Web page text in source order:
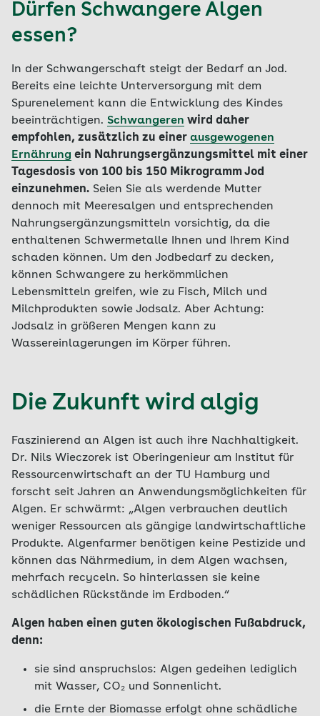
Dürfen Schwangere Algen
essen?
In der Schwangerschaft steigt der Bedarf an Jod.
Bereits eine leichte Unterversorgung mit dem
Spurenelement kann die Entwicklung des Kindes
beeinträchtigen. Schwangeren wird daher
empfohlen, zusätzlich zu einer ausgewogenen
Ernährung ein Nahrungsergänzungsmittel mit einer
Tagesdosis von 100 bis 150 Mikrogramm Jod
einzunehmen. Seien Sie als werdende Mutter
dennoch mit Meeresalgen und entsprechenden
Nahrungsergänzungsmitteln vorsichtig, da die
enthaltenen Schwermetalle Ihnen und Ihrem Kind
schaden können. Um den Jodbedarf zu decken,
können Schwangere zu herkömmlichen
Lebensmitteln greifen, wie zu Fisch, Milch und
Milchprodukten sowie Jodsalz. Aber Achtung:
Jodsalz in größeren Mengen kann zu
Wassereinlagerungen im Körper führen.
Die Zukunft wird algig
Faszinierend an Algen ist auch ihre Nachhaltigkeit.
Dr. Nils Wieczorek ist Oberingenieur am Institut für
Ressourcenwirtschaft an der TU Hamburg und
forscht seit Jahren an Anwendungsmöglichkeiten für
Algen. Er schwärmt: „Algen verbrauchen deutlich
weniger Ressourcen als gängige landwirtschaftliche
Produkte. Algenfarmer benötigen keine Pestizide und
können das Nährmedium, in dem Algen wachsen,
mehrfach recyceln. So hinterlassen sie keine
schädlichen Rückstände im Erdboden.“
Algen haben einen guten ökologischen Fußabdruck,
denn:
sie sind anspruchslos: Algen gedeihen lediglich
mit Wasser, CO₂ und Sonnenlicht.
die Ernte der Biomasse erfolgt ohne schädliche